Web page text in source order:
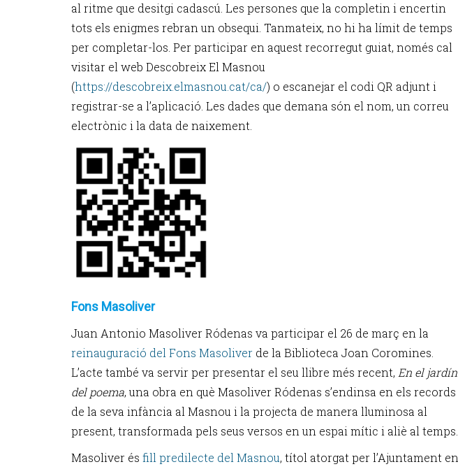
al ritme que desitgi cadascú. Les persones que la completin i encertin
tots els enigmes rebran un obsequi. Tanmateix, no hi ha límit de temps
per completar-los. Per participar en aquest recorregut guiat, només cal
visitar el web Descobreix El Masnou
(https://descobreix.elmasnou.cat/ca/) o escanejar el codi QR adjunt i
registrar-se a l’aplicació. Les dades que demana són el nom, un correu
electrònic i la data de naixement.
Fons Masoliver
Juan Antonio Masoliver Ródenas va participar el 26 de març en la
reinauguració del Fons Masoliver de la Biblioteca Joan Coromines.
L’acte també va servir per presentar el seu llibre més recent, En el jardín
del poema, una obra en què Masoliver Ródenas s’endinsa en els records
de la seva infància al Masnou i la projecta de manera lluminosa al
present, transformada pels seus versos en un espai mític i aliè al temps.
Masoliver és fill predilecte del Masnou, títol atorgat per l’Ajuntament en